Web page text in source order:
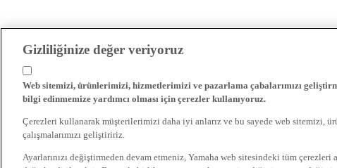
Gizliliğinize değer veriyoruz
Web sitemizi, ürünlerimizi, hizmetlerimizi ve pazarlama çabalarımızı
bilgi edinmemize yardımcı olması için çerezler kullanıyoruz.
Çerezleri kullanarak müşterilerimizi daha iyi anlarız ve bu sayede web sitemizi,
çalışmalarımızı geliştiririz.
Ayarlarınızı değiştirmeden devam etmeniz, Yamaha web sitesindeki tüm